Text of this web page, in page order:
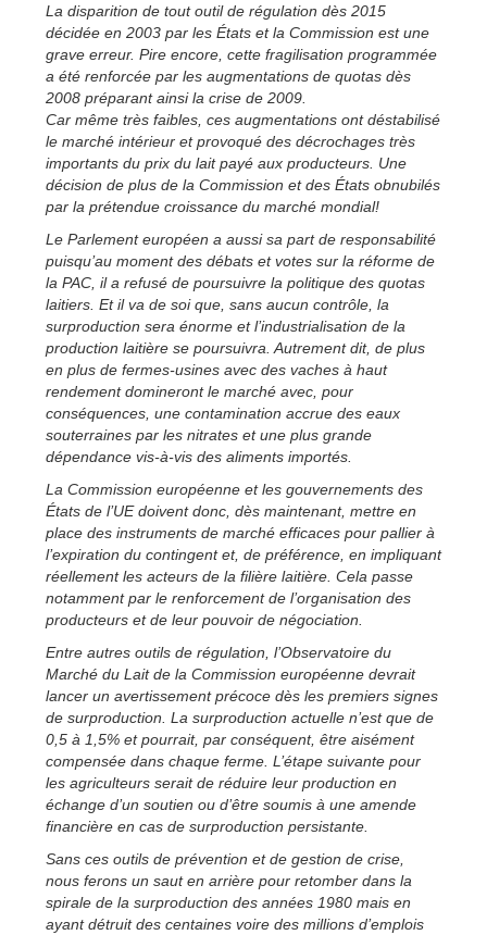
La disparition de tout outil de régulation dès 2015
décidée en 2003 par les États et la Commission est une
grave erreur. Pire encore, cette fragilisation programmée
a été renforcée par les augmentations de quotas dès
2008 préparant ainsi la crise de 2009.
Car même très faibles, ces augmentations ont déstabilisé
le marché intérieur et provoqué des décrochages très
importants du prix du lait payé aux producteurs. Une
décision de plus de la Commission et des États obnubilés
par la prétendue croissance du marché mondial!
Le Parlement européen a aussi sa part de responsabilité
puisqu’au moment des débats et votes sur la réforme de
la PAC, il a refusé de poursuivre la politique des quotas
laitiers. Et il va de soi que, sans aucun contrôle, la
surproduction sera énorme et l’industrialisation de la
production laitière se poursuivra. Autrement dit, de plus
en plus de fermes-usines avec des vaches à haut
rendement domineront le marché avec, pour
conséquences, une contamination accrue des eaux
souterraines par les nitrates et une plus grande
dépendance vis-à-vis des aliments importés.
La Commission européenne et les gouvernements des
États de l’UE doivent donc, dès maintenant, mettre en
place des instruments de marché efficaces pour pallier à
l’expiration du contingent et, de préférence, en impliquant
réellement les acteurs de la filière laitière. Cela passe
notamment par le renforcement de l’organisation des
producteurs et de leur pouvoir de négociation.
Entre autres outils de régulation, l’Observatoire du
Marché du Lait de la Commission européenne devrait
lancer un avertissement précoce dès les premiers signes
de surproduction. La surproduction actuelle n’est que de
0,5 à 1,5% et pourrait, par conséquent, être aisément
compensée dans chaque ferme. L’étape suivante pour
les agriculteurs serait de réduire leur production en
échange d’un soutien ou d’être soumis à une amende
financière en cas de surproduction persistante.
Sans ces outils de prévention et de gestion de crise,
nous ferons un saut en arrière pour retomber dans la
spirale de la surproduction des années 1980 mais en
ayant détruit des centaines voire des millions d’emplois